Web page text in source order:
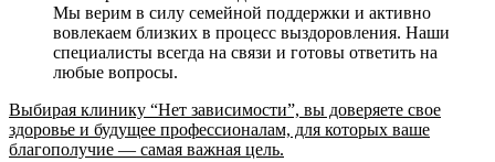
Мы верим в силу семейной поддержки и активно
вовлекаем близких в процесс выздоровления. Наши
специалисты всегда на связи и готовы ответить на
любые вопросы.
Выбирая клинику “Нет зависимости”, вы доверяете свое
здоровье и будущее профессионалам, для которых ваше
благополучие — самая важная цель.